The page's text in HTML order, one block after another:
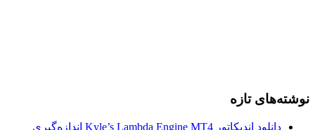
نوشته‌های تازه
دانلود اندیکاتور Kyle’s Lambda Engine MT4 اندازه‌گیری